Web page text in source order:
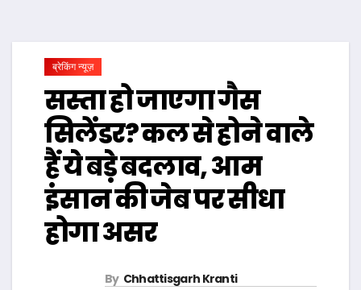
ब्रेकिंग न्यूज़
सस्ता हो जाएगा गैस
सिलेंडर? कल से होने वाले
हैं ये बड़े बदलाव, आम
इंसान की जेब पर सीधा
होगा असर
By Chhattisgarh Kranti